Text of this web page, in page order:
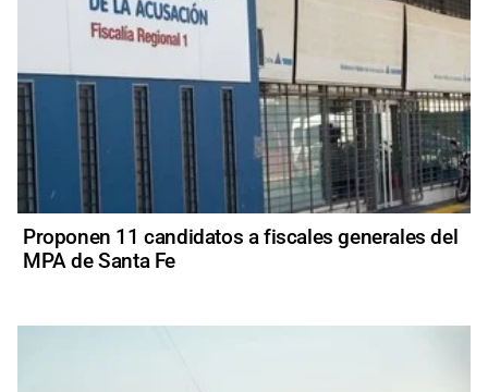
Proponen 11 candidatos a fiscales generales del
MPA de Santa Fe